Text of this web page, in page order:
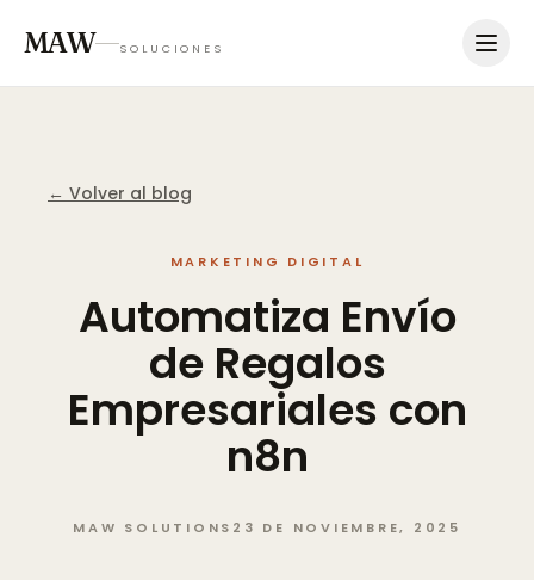
MAW SOLUCIONES
← Volver al blog
MARKETING DIGITAL
Automatiza Envío
de Regalos
Empresariales con
n8n
MAW SOLUTIONS 23 DE NOVIEMBRE, 2025